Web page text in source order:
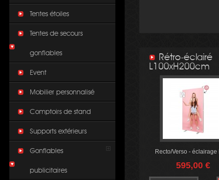
Tentes étoiles
Tentes de secours
gonflables
Event
Mobilier personnalisé
Comptoirs de stand
Supports extérieurs
Gonflables
publicitaires
Rétro-éclairé
L100xH200cm
Recto/Verso - éclairage
595,00 €